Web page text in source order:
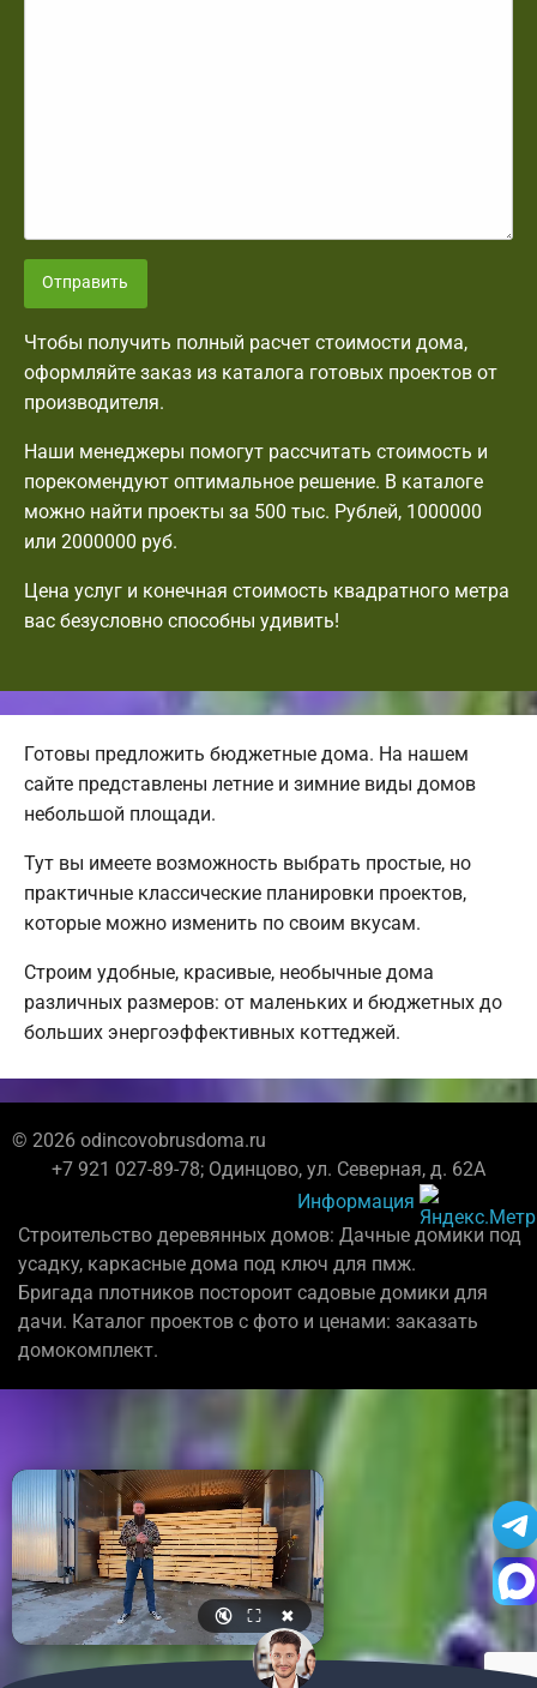
Отправить
Чтобы получить полный расчет стоимости дома,
оформляйте заказ из каталога готовых проектов от
производителя.
Наши менеджеры помогут рассчитать стоимость и
порекомендуют оптимальное решение. В каталоге
можно найти проекты за 500 тыс. Рублей, 1000000
или 2000000 руб.
Цена услуг и конечная стоимость квадратного метра
вас безусловно способны удивить!
Готовы предложить бюджетные дома. На нашем
сайте представлены летние и зимние виды домов
небольшой площади.
Тут вы имеете возможность выбрать простые, но
практичные классические планировки проектов,
которые можно изменить по своим вкусам.
Строим удобные, красивые, необычные дома
различных размеров: от маленьких и бюджетных до
больших энергоэффективных коттеджей.
© 2026 odincovobrusdoma.ru
+7 921 027-89-78; Одинцово, ул. Северная, д. 62А
Информация
Строительство деревянных домов: Дачные домики под
усадку, каркасные дома под ключ для пмж.
Бригада плотников постороит садовые домики для
дачи. Каталог проектов с фото и ценами: заказать
домокомплект.
🔇 ⛶ ✖